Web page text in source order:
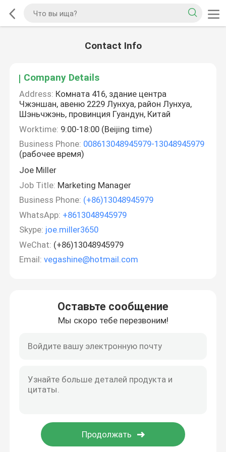
Contact Info
Company Details
Address: Комната 416, здание центра
Чжэншан, авеню 2229 Лунхуа, район Лунхуа,
Шэньчжэнь, провинция Гуандун, Китай
Worktime: 9:00-18:00 (Beijing time)
Business Phone: 008613048945979-13048945979
(рабочее время)
Joe Miller
Job Title: Marketing Manager
Business Phone: (+86)13048945979
WhatsApp: +8613048945979
Skype: joe.miller3650
WeChat: (+86)13048945979
Email: vegashine@hotmail.com
Оставьте сообщение
Мы скоро тебе перезвоним!